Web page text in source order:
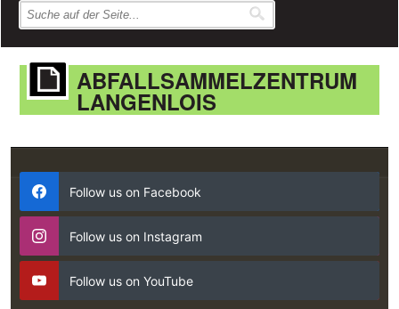
ABFALLSAMMELZENTRUM
LANGENLOIS
Follow us on Facebook
Follow us on Instagram
Follow us on YouTube